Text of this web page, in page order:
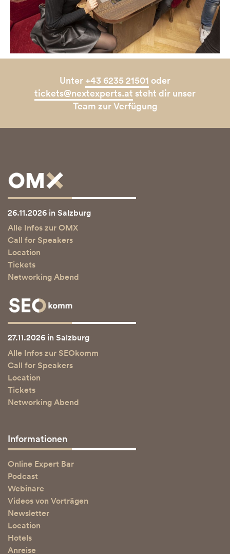
Unter +43 6235 21501 oder
tickets@nextexperts.at steht dir unser
Team zur Verfügung
26.11.2026 in Salzburg
Alle Infos zur OMX
Call for Speakers
Location
Tickets
Networking Abend
27.11.2026 in Salzburg
Alle Infos zur SEOkomm
Call for Speakers
Location
Tickets
Networking Abend
Informationen
Online Expert Bar
Podcast
Webinare
Videos von Vorträgen
Newsletter
Location
Hotels
Anreise